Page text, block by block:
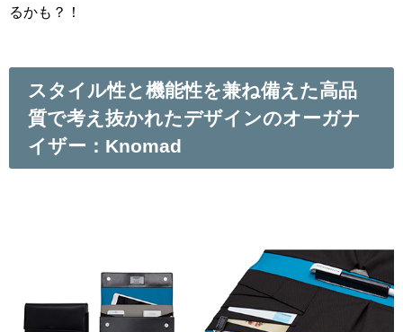
るかも？！
スタイル性と機能性を兼ね備えた高品
質で考え抜かれたデザインのオーガナ
イザー：Knomad